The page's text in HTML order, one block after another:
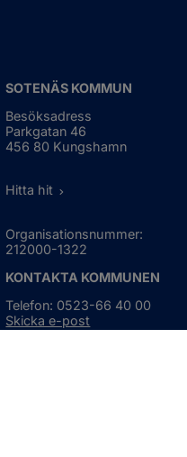
SOTENÄS KOMMUN
Besöksadress
Parkgatan 46
456 80 Kungshamn
Hitta hit
Organisationsnummer:
212000-1322
KONTAKTA KOMMUNEN
Telefon: 0523-66 40 00
Skicka e-post